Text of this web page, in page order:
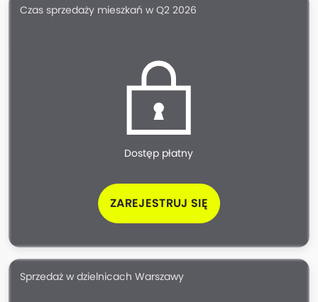
Czas sprzedaży mieszkań w Q2 2026
Dostęp płatny
ZAREJESTRUJ SIĘ
Sprzedaż w dzielnicach Warszawy